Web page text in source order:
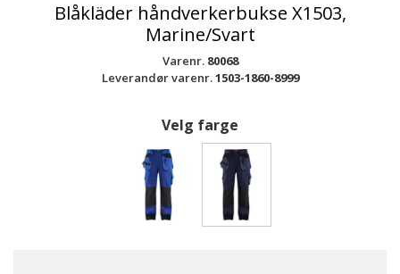
Blåkläder håndverkerbukse X1503,
Marine/Svart
Varenr. 80068
Leverandør varenr.1503-1860-8999
Velg farge